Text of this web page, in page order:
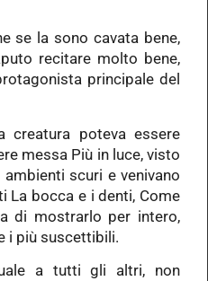
se la sono cavata bene,
recitare molto bene,
principale del
creatura poteva essere
messa Più in luce, visto
scuri e venivano
La bocca e i denti, Come
di mostrarlo per intero,
i più suscettibili.
a tutti gli altri, non